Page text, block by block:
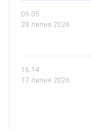
09.05
28 липня 2026
16.14
17 липня 2026